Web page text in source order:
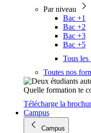
Par niveau
Bac +1
Bac +2
Bac +3
Bac +5
Tous
Toutes nos
Quelle formation te
Télécharge la
Campus
Campus